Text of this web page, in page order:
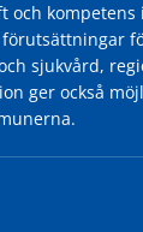
och
sjukvård,
ger också